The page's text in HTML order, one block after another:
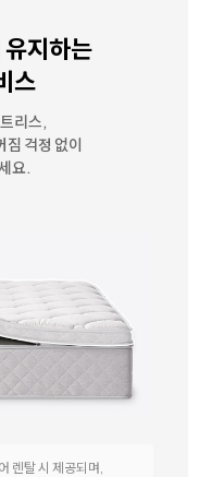
유지하는
스
리스,
짐 걱정 없이
요.
렌탈 시 제공되며,